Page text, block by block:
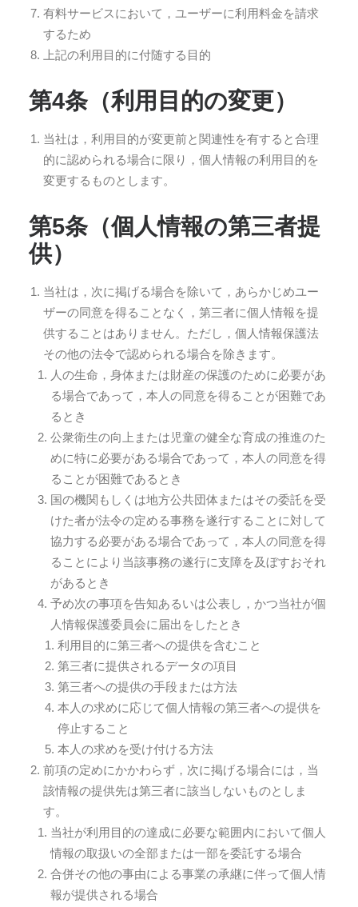
有料サービスにおいて，ユーザーに利用料金を請求
するため
上記の利用目的に付随する目的
第4条（利用目的の変更）
当社は，利用目的が変更前と関連性を有すると合理
的に認められる場合に限り，個人情報の利用目的を
変更するものとします。
第5条（個人情報の第三者提
供）
当社は，次に掲げる場合を除いて，あらかじめユー
ザーの同意を得ることなく，第三者に個人情報を提
供することはありません。ただし，個人情報保護法
その他の法令で認められる場合を除きます。
人の生命，身体または財産の保護のために必要があ
る場合であって，本人の同意を得ることが困難であ
るとき
公衆衛生の向上または児童の健全な育成の推進のた
めに特に必要がある場合であって，本人の同意を得
ることが困難であるとき
国の機関もしくは地方公共団体またはその委託を受
けた者が法令の定める事務を遂行することに対して
協力する必要がある場合であって，本人の同意を得
ることにより当該事務の遂行に支障を及ぼすおそれ
があるとき
予め次の事項を告知あるいは公表し，かつ当社が個
人情報保護委員会に届出をしたとき
利用目的に第三者への提供を含むこと
第三者に提供されるデータの項目
第三者への提供の手段または方法
本人の求めに応じて個人情報の第三者への提供を
停止すること
本人の求めを受け付ける方法
前項の定めにかかわらず，次に掲げる場合には，当
該情報の提供先は第三者に該当しないものとしま
す。
当社が利用目的の達成に必要な範囲内において個人
情報の取扱いの全部または一部を委託する場合
合併その他の事由による事業の承継に伴って個人情
報が提供される場合